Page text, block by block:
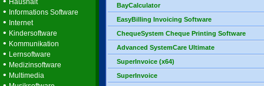
Haushalt
• Informations Software
• Internet
• Kindersoftware
• Kommunikation
• Lernsoftware
• Medizinsoftware
• Multimedia
BayCalculator
EasyBilling Invoicing Software
ChequeSystem Cheque Printing Software
Advanced SystemCare Ultimate
SuperInvoice (x64)
SuperInvoice